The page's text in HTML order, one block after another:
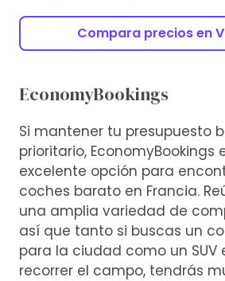
Compara precios en
EconomyBookings
Si mantener tu presupuesto
prioritario, EconomyBookings
excelente opción para
coches barato en Francia.
una amplia variedad de
así que tanto si buscas un
para la ciudad como un SUV
recorrer el campo, tendrás